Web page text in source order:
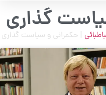
گذاری
| حکمرانی و سیاست گذاری